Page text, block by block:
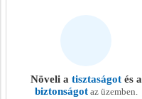
Növeli a tisztaságotés a
biztonságotaz üzemben.